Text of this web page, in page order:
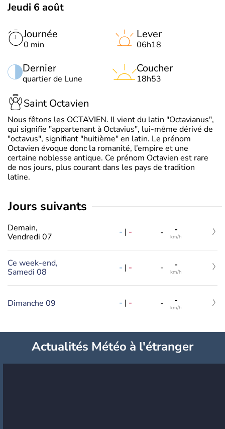
Jeudi 6 août
Journée
0 min
Dernier
quartier de Lune
Lever
06h18
Coucher
18h53
Saint Octavien
Nous fêtons les OCTAVIEN. Il vient du latin "Octavianus",
qui signifie "appartenant à Octavius", lui-même dérivé de
"octavus", signifiant "huitième" en latin. Le prénom
Octavien évoque donc la romanité, l’empire et une
certaine noblesse antique. Ce prénom Octavien est rare
de nos jours, plus courant dans les pays de tradition
latine.
jours suivants
Demain,
Vendredi 07
- | - - -
km/h
Ce week-end,
Samedi 08
- | - - -
km/h
Dimanche 09 - | - - -
km/h
Actualités Météo à l'étranger